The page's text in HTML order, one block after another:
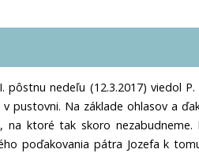
pôstnu nedeľu (12.3.2017) viedol
pustovni. Na základe ohlasov a
ktoré tak skoro nezabudneme.
poďakovania pátra Jozefa k